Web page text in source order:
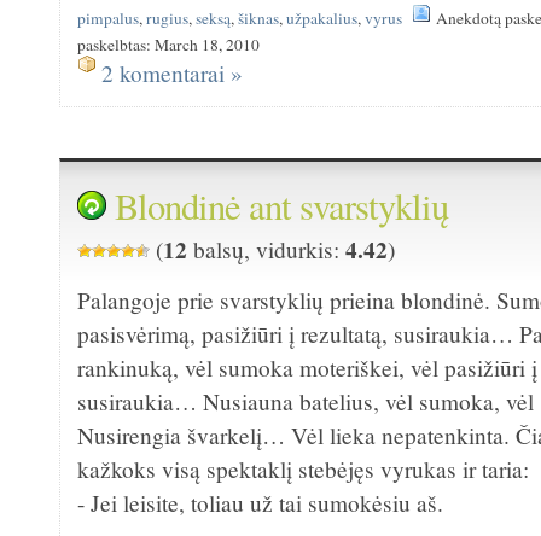
pimpalus,rugius,seksą,šiknas,užpakalius,vyrus
Anekdotą
paskelbtas: March 18, 2010
2 komentarai »
Blondinė ant svarstyklių
(12 balsų, vidurkis:4.42)
Palangoje prie svarstyklių prieina blondinė.
pasisvėrimą, pasižiūri į rezultatą, susiraukia…
rankinuką, vėl sumoka moteriškei, vėl pasižiūri
susiraukia… Nusiauna batelius, vėl sumoka,
Nusirengia švarkelį… Vėl lieka nepatenkinta.
kažkoks visą spektaklį stebėjęs vyrukas ir taria:
- Jei leisite, toliau už tai sumokėsiu aš.